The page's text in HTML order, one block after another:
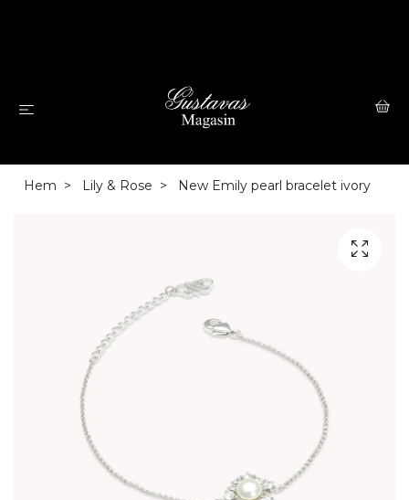
Hem Lily & Rose New Emily pearl bracelet ivory